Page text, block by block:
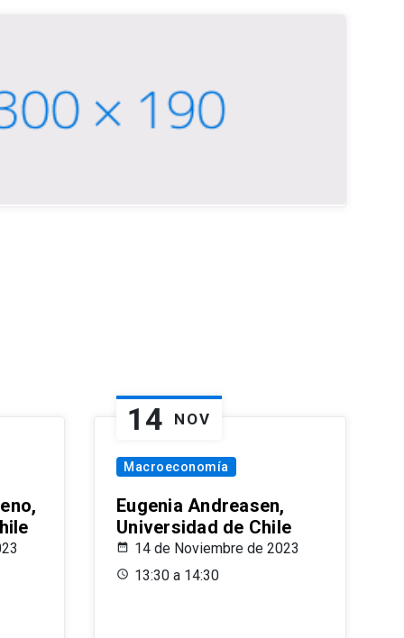
14 NOV
Macroeconomía
Eugenia Andreasen,
Universidad de Chile
14 de Noviembre de 2023
13:30 a 14:30